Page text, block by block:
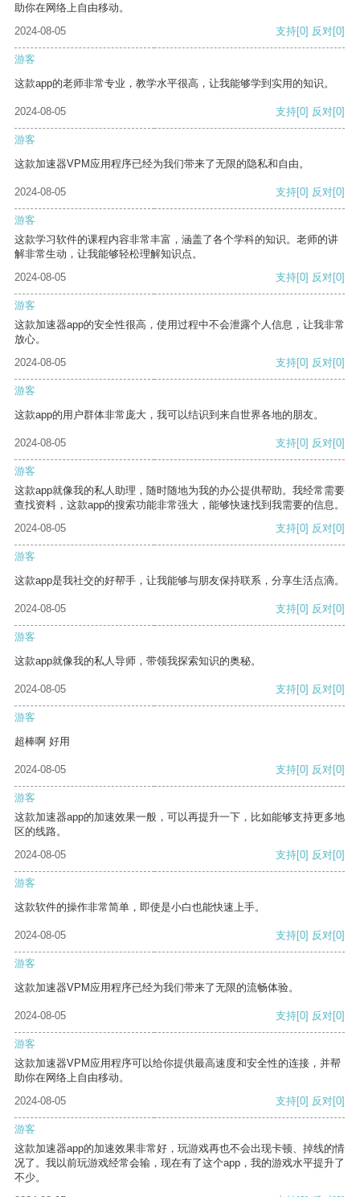
助你在网络上自由移动。
2024-08-05
支持[0] 反对[0]
游客
这款app的老师非常专业，教学水平很高，让我能够学到实用的知识。
2024-08-05 支持[0] 反对[0]
游客
这款加速器VPM应用程序已经为我们带来了无限的隐私和自由。
2024-08-05 支持[0] 反对[0]
游客
这款学习软件的课程内容非常丰富，涵盖了各个学科的知识。老师的讲
解非常生动，让我能够轻松理解知识点。
2024-08-05
支持[0] 反对[0]
游客
这款加速器app的安全性很高，使用过程中不会泄露个人信息，让我非常
放心。
2024-08-05
支持[0] 反对[0]
游客
这款app的用户群体非常庞大，我可以结识到来自世界各地的朋友。
2024-08-05 支持[0] 反对[0]
游客
这款app就像我的私人助理，随时随地为我的办公提供帮助。我经常需要
查找资料，这款app的搜索功能非常强大，能够快速找到我需要的信息。
2024-08-05
支持[0] 反对[0]
游客
这款app是我社交的好帮手，让我能够与朋友保持联系，分享生活点滴。
2024-08-05 支持[0] 反对[0]
游客
这款app就像我的私人导师，带领我探索知识的奥秘。
2024-08-05 支持[0] 反对[0]
游客
超棒啊 好用
2024-08-05 支持[0] 反对[0]
游客
这款加速器app的加速效果一般，可以再提升一下，比如能够支持更多地
区的线路。
2024-08-05
支持[0] 反对[0]
游客
这款软件的操作非常简单，即使是小白也能快速上手。
2024-08-05 支持[0] 反对[0]
游客
这款加速器VPM应用程序已经为我们带来了无限的流畅体验。
2024-08-05 支持[0] 反对[0]
游客
这款加速器VPM应用程序可以给你提供最高速度和安全性的连接，并帮
助你在网络上自由移动。
2024-08-05
支持[0] 反对[0]
游客
这款加速器app的加速效果非常好，玩游戏再也不会出现卡顿、掉线的情
况了。我以前玩游戏经常会输，现在有了这个app，我的游戏水平提升了
不少。